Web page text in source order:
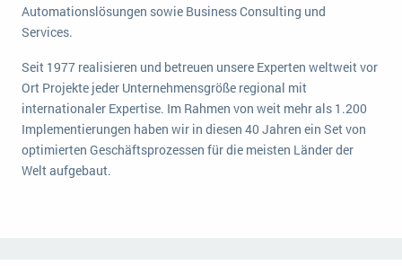
Automationslösungen sowie Business Consulting und
Services.
Seit 1977 realisieren und betreuen unsere Experten weltweit vor
Ort Projekte jeder Unternehmensgröße regional mit
internationaler Expertise. Im Rahmen von weit mehr als 1.200
Implementierungen haben wir in diesen 40 Jahren ein Set von
optimierten Geschäftsprozessen für die meisten Länder der
Welt aufgebaut.